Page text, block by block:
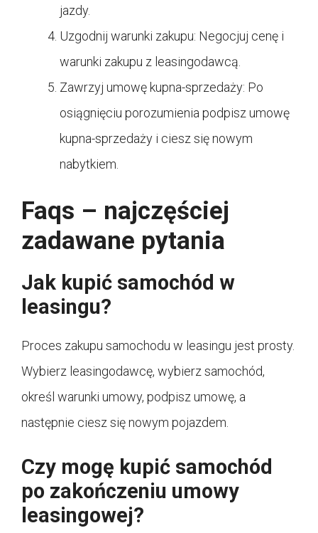
jazdy.
Uzgodnij warunki zakupu: Negocjuj cenę i
warunki zakupu z leasingodawcą.
Zawrzyj umowę kupna-sprzedaży: Po
osiągnięciu porozumienia podpisz umowę
kupna-sprzedaży i ciesz się nowym
nabytkiem.
Faqs – najczęściej
zadawane pytania
Jak kupić samochód w
leasingu?
Proces zakupu samochodu w leasingu jest prosty.
Wybierz leasingodawcę, wybierz samochód,
określ warunki umowy, podpisz umowę, a
następnie ciesz się nowym pojazdem.
Czy mogę kupić samochód
po zakończeniu umowy
leasingowej?